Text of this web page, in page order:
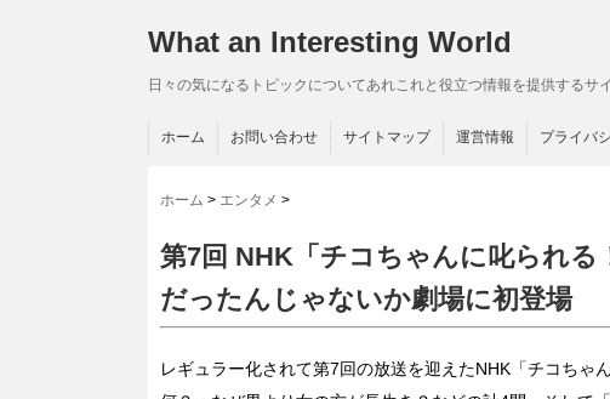
What an Interesting World
日々の気になるトピックについてあれこれと役立つ情報を提供するサ
ホーム お問い合わせ サイトマップ 運営情報 プライバ
ホーム > エンタメ >
第7回 NHK「チコちゃんに叱られ
だったんじゃないか劇場に初登場
レギュラー化されて第7回の放送を迎えたNHK「チコちゃ